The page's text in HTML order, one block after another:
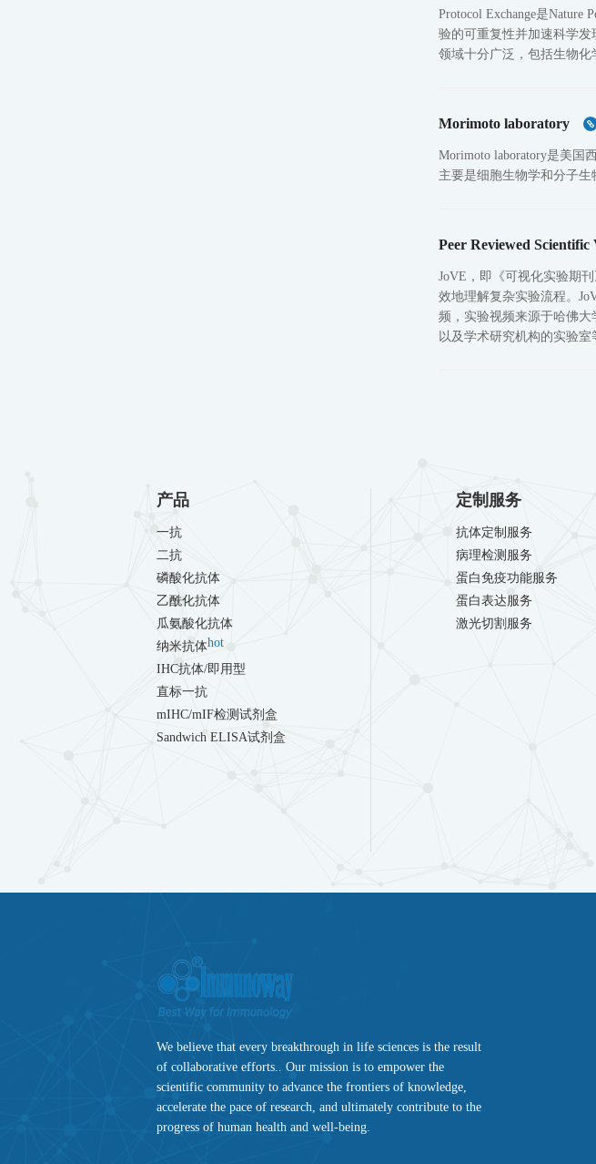
Protocol Exchange是
验的可重复性并加速科学发
领域十分广泛，包括生物化
Morimoto laboratory
Morimoto laboratory是美国
主要是细胞生物学和分子生
Peer Reviewed
JoVE，即《可视化实验期
效地理解复杂实验流程。
频，实验视频来源于哈佛
以及学术研究机构的实验室
产品
一抗
二抗
磷酸化抗体
乙酰化抗体
瓜氨酸化抗体
纳米抗体hot
IHC抗体/即用型
直标一抗
mIHC/mIF检测试剂盒
Sandwich ELISA试剂盒
定制服务
抗体定制服务
病理检测服务
蛋白免疫功能服务
蛋白表达服务
激光切割服务
We believe that every breakthrough in life sciences is the result
of collaborative efforts.. Our mission is to empower the
scientific community to advance the frontiers of knowledge,
accelerate the pace of research, and ultimately contribute to the
progress of human health and well-being.